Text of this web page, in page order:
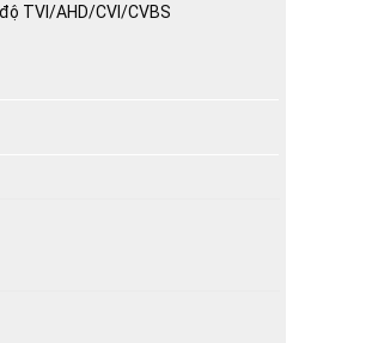
TVI/AHD/CVI/CVBS